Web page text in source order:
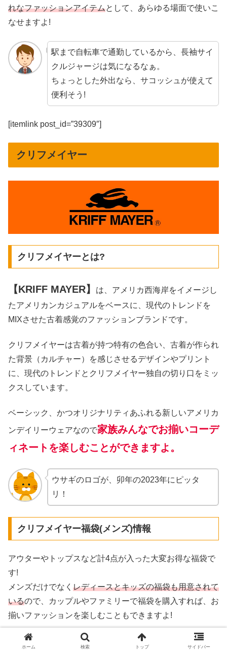
れなファッションアイテムとして、あらゆる場面で使いこ
なせますよ!
駅まで自転車で通勤しているから、長袖サイ
クルジャージは気になるなぁ。
ちょっとした外出なら、サコッシュが使えて
便利そう!
[itemlink post_id=”39309″]
クリフメイヤー
クリフメイヤーとは?
【KRIFF MAYER】
は、アメリカ西海岸をイメージし
たアメリカンカジュアルをベースに、現代のトレンドを
MIXさせた古着感覚のファッションブランドです。
クリフメイヤーは古着が持つ特有の色合い、古着が作られ
た背景（カルチャー）を感じさせるデザインやプリント
に、現代のトレンドとクリフメイヤー独自の切り口をミッ
クスしています。
ベーシック、かつオリジナリティあふれる新しいアメリカ
ンデイリーウェアなので家族みんなでお揃いコーデ
ィネートを楽しむことができますよ。
ウサギのロゴが、卯年の2023年にピッタ
リ！
クリフメイヤー福袋(メンズ)情報
アウターやトップスなど計4点が入った大変お得な福袋で
す!
メンズだけでなく レディースとキッズの福袋も用意されて
いるので、カップルやファミリーで福袋を購入すれば、お
揃いファッションを楽しむこともできますよ!
ホーム 検索 トップ サイドバー